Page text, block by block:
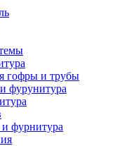
гофры и трубы
фурунитура
и фурнитура